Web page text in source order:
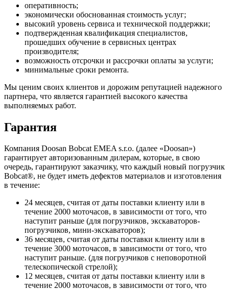
оперативность;
экономически обоснованная стоимость услуг;
высокий уровень сервиса и технической поддержки;
подтвержденная квалификация специалистов,
прошедших обучение в сервисных центрах
производителя;
возможность отсрочки и рассрочки оплаты за услуги;
минимальные сроки ремонта.
Мы ценим своих клиентов и дорожим репутацией надежного
партнера, что является гарантией высокого качества
выполняемых работ.
Гарантия
Компания Doosan Bobcat EMEA s.r.o. (далее «Doosan»)
гарантирует авторизованным дилерам, которые, в свою
очередь, гарантируют заказчику, что каждый новый погрузчик
Bobcat®, не будет иметь дефектов материалов и изготовления
в течение:
24 месяцев, считая от даты поставки клиенту или в
течение 2000 моточасов, в зависимости от того, что
наступит раньше (для погрузчиков, экскаваторов-
погрузчиков, мини-экскаваторов);
36 месяцев, считая от даты поставки клиенту или в
течение 3000 моточасов, в зависимости от того, что
наступит раньше. (для погрузчиков с неповоротной
телескопической стрелой);
12 месяцев, считая от даты поставки клиенту или в
течение 2000 моточасов, в зависимости от того, что